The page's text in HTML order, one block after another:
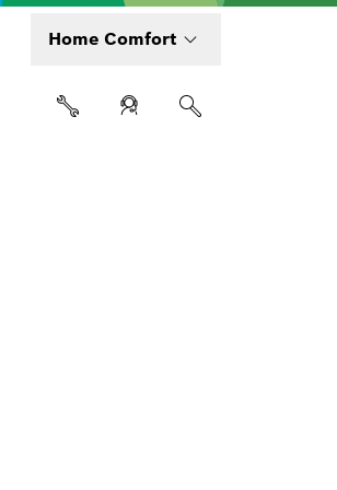
Home Comfort